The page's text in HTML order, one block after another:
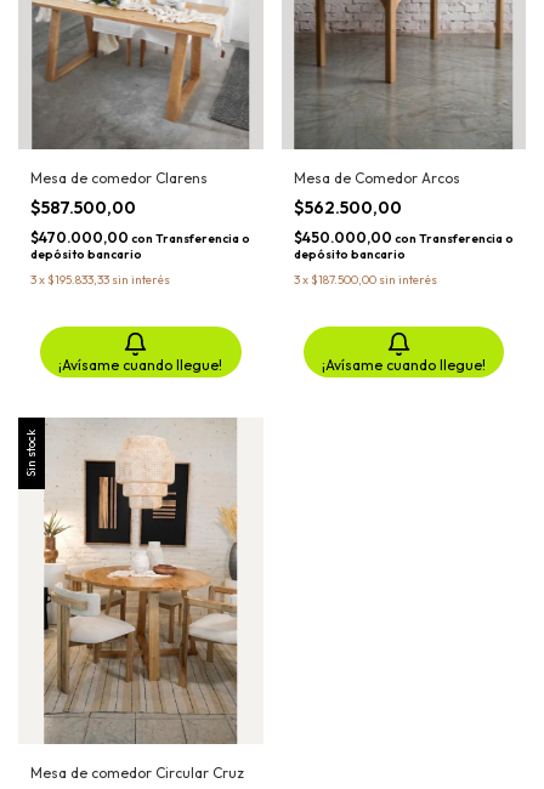
Mesa de comedor Clarens
$587.500,00
$470.000,00 con Transferencia o
depósito bancario
3x $195.833,33 sin interés
¡Avísame cuando llegue!
Mesa de Comedor Arcos
$562.500,00
$450.000,00 con Transferencia o
depósito bancario
3x $187.500,00 sin interés
¡Avísame cuando llegue!
Sin stock
Mesa de comedor Circular Cruz